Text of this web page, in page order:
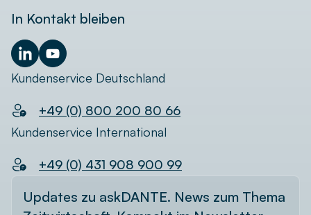
In Kontakt bleiben
Kundenservice Deutschland
+49 (0) 800 200 80 66
Kundenservice International
+49 (0) 431 908 900 99
Updates zu askDANTE. News zum Thema